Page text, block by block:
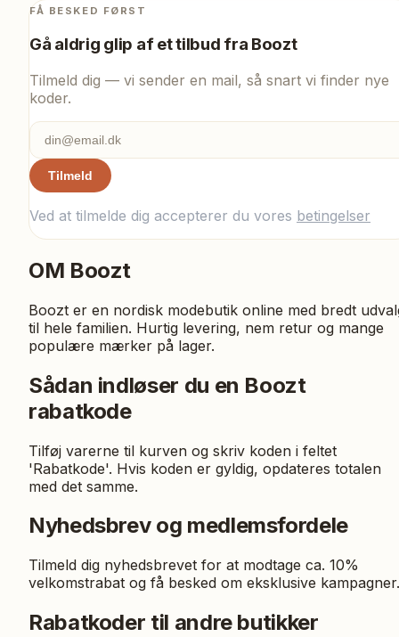
FÅ BESKED FØRST
Gå aldrig glip af et tilbud fra Boozt
Tilmeld dig — vi sender en mail, så snart vi finder nye
koder.
Tilmeld
Ved at tilmelde dig accepterer du vores betingelser
OM Boozt
Boozt er en nordisk modebutik online med bredt
til hele familien. Hurtig levering, nem retur og mange
populære mærker på lager.
Sådan indløser du en Boozt
rabatkode
Tilføj varerne til kurven og skriv koden i feltet
'Rabatkode'. Hvis koden er gyldig, opdateres totalen
med det samme.
Nyhedsbrev og medlemsfordele
Tilmeld dig nyhedsbrevet for at modtage ca. 10%
velkomstrabat og få besked om eksklusive kampagner.
Rabatkoder til andre butikker